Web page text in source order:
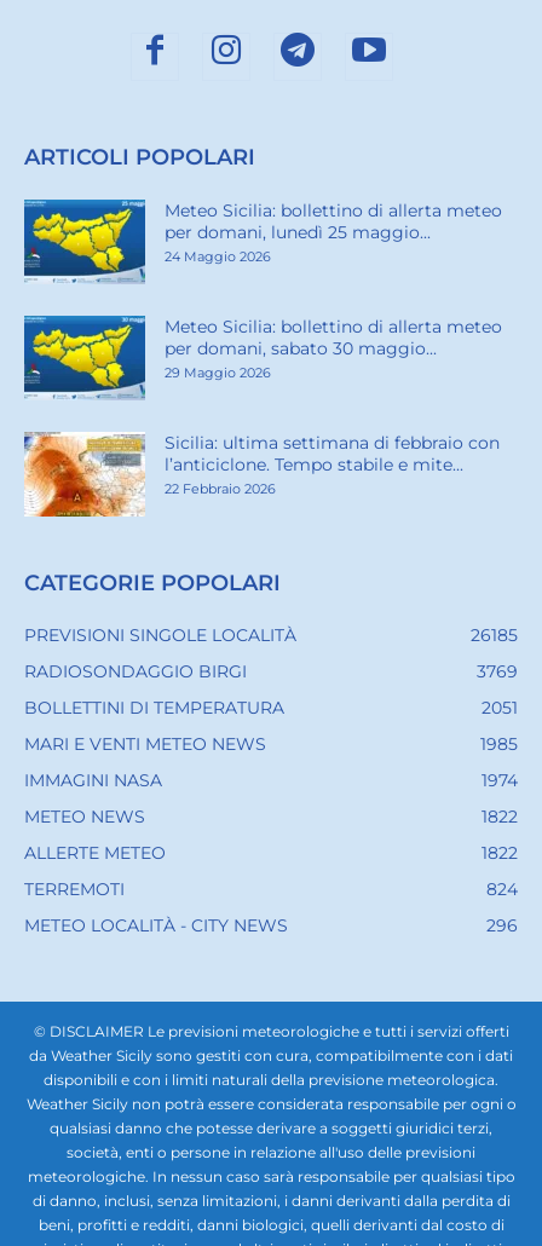
ARTICOLI POPOLARI
Meteo Sicilia: bollettino di allerta meteo
per domani, lunedì 25 maggio...
24 Maggio 2026
Meteo Sicilia: bollettino di allerta meteo
per domani, sabato 30 maggio...
29 Maggio 2026
Sicilia: ultima settimana di febbraio con
l’anticiclone. Tempo stabile e mite...
22 Febbraio 2026
CATEGORIE POPOLARI
PREVISIONI SINGOLE LOCALITÀ
26185
RADIOSONDAGGIO BIRGI
3769
BOLLETTINI DI TEMPERATURA
2051
MARI E VENTI METEO NEWS
1985
IMMAGINI NASA
1974
METEO NEWS
1822
ALLERTE METEO
1822
TERREMOTI
824
METEO LOCALITÀ - CITY NEWS
296
© DISCLAIMER Le previsioni meteorologiche e tutti i servizi offerti
da Weather Sicily sono gestiti con cura, compatibilmente con i dati
disponibili e con i limiti naturali della previsione meteorologica.
Weather Sicily non potrà essere considerata responsabile per ogni o
qualsiasi danno che potesse derivare a soggetti giuridici terzi,
società, enti o persone in relazione all'uso delle previsioni
meteorologiche. In nessun caso sarà responsabile per qualsiasi tipo
di danno, inclusi, senza limitazioni, i danni derivanti dalla perdita di
beni, profitti e redditi, danni biologici, quelli derivanti dal costo di